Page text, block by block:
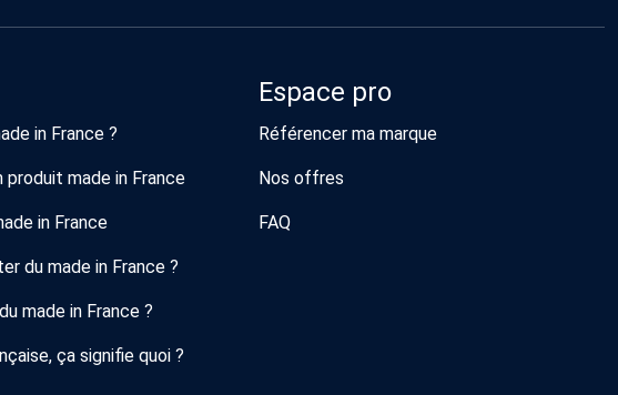
in France ?
produit made in France
in France
du made in France ?
made in France ?
ça signifie quoi ?
Espace pro
Référencer ma marque
Nos offres
FAQ